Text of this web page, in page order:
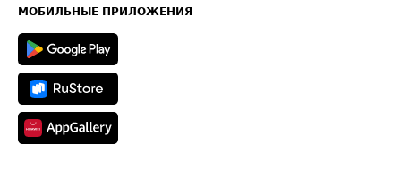
Техническая информация
МОБИЛЬНЫЕ ПРИЛОЖЕНИЯ